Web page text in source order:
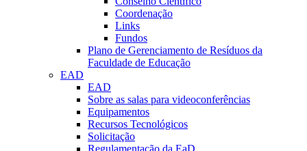
Coordenação
Links
Fundos
Plano de Gerenciamento de Resíduos da
Faculdade de Educação
EAD
EAD
Sobre as salas para videoconferências
Equipamentos
Recursos Tecnológicos
Solicitação
Regulamentação da EaD